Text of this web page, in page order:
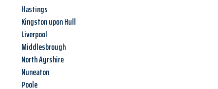
Hastings
Kingston upon Hull
Liverpool
Middlesbrough
North Ayrshire
Nuneaton
Poole